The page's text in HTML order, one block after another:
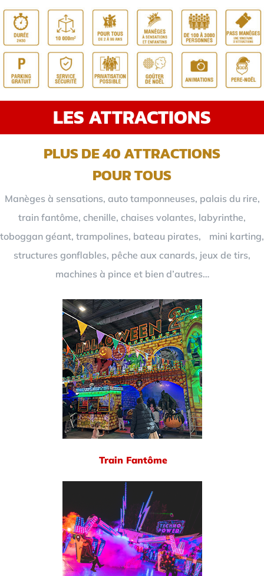
LES ATTRACTIONS
PLUS DE 40 ATTRACTIONS
POUR TOUS
Manèges à sensations, auto tamponneuses, palais du rire,
train fantôme, chenille, chaises volantes, labyrinthe,
toboggan géant, trampolines, bateau pirates, mini karting,
structures gonflables, pêche aux canards, jeux de tirs,
machines à pince et bien d’autres…
Train Fantôme